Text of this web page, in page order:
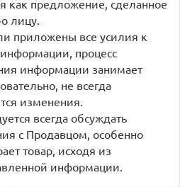
как предложение, сделанное
лицу.
приложены все усилия к
процесс
информации занимает
не всегда
изменения.
всегда обсуждать
с Продавцом, особенно
товар, исходя из
информации.